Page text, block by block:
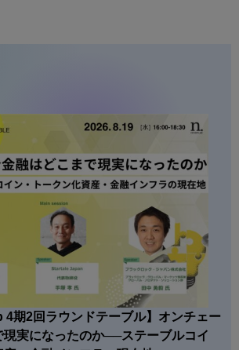
4期2回ラウンドテーブル】オンチェー
現実になったのか──ステーブルコイ